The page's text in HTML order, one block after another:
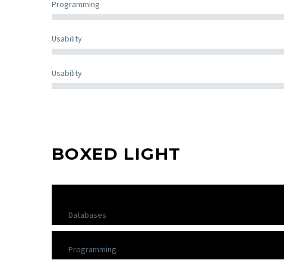
Programming
Usability
Usability
BOXED LIGHT
Databases
Programming